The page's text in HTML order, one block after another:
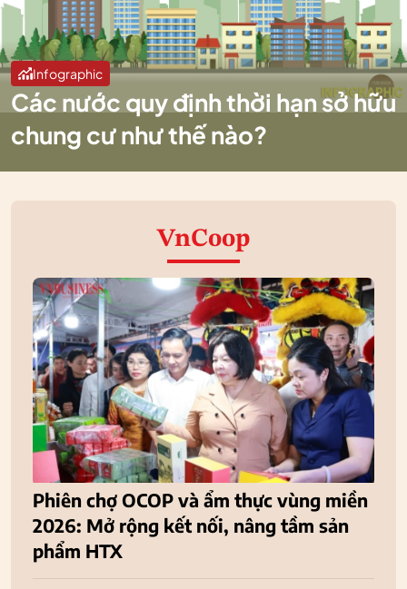
Infographic
Các nước quy định thời hạn sở hữu
chung cư như thế nào?
VnCoop
Phiên chợ OCOP và ẩm thực vùng miền
2026: Mở rộng kết nối, nâng tầm sản
phẩm HTX